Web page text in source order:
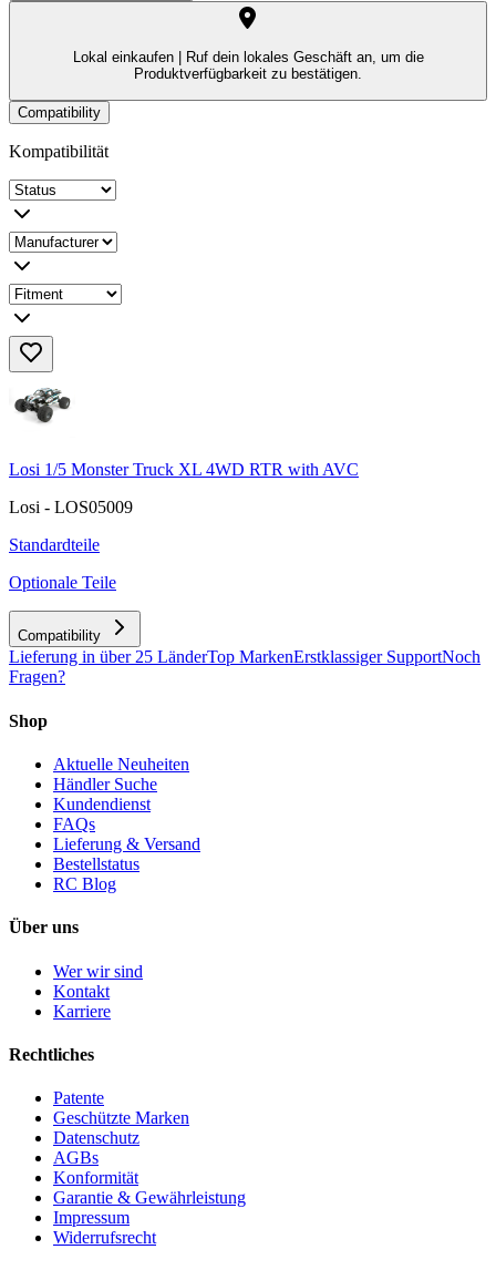
Lokal einkaufen |
Ruf dein lokales Geschäft an, um die
Produktverfügbarkeit zu bestätigen.
Compatibility
Kompatibilität
Losi 1/5 Monster Truck XL 4WD RTR with AVC
Losi - LOS05009
Standardteile
Optionale Teile
Compatibility
Lieferung in über 25 LänderTop MarkenErstklassiger SupportNoch
Fragen?
Shop
Aktuelle Neuheiten
Händler Suche
Kundendienst
FAQs
Lieferung & Versand
Bestellstatus
RC Blog
Über uns
Wer wir sind
Kontakt
Karriere
Rechtliches
Patente
Geschützte Marken
Datenschutz
AGBs
Konformität
Garantie & Gewährleistung
Impressum
Widerrufsrecht